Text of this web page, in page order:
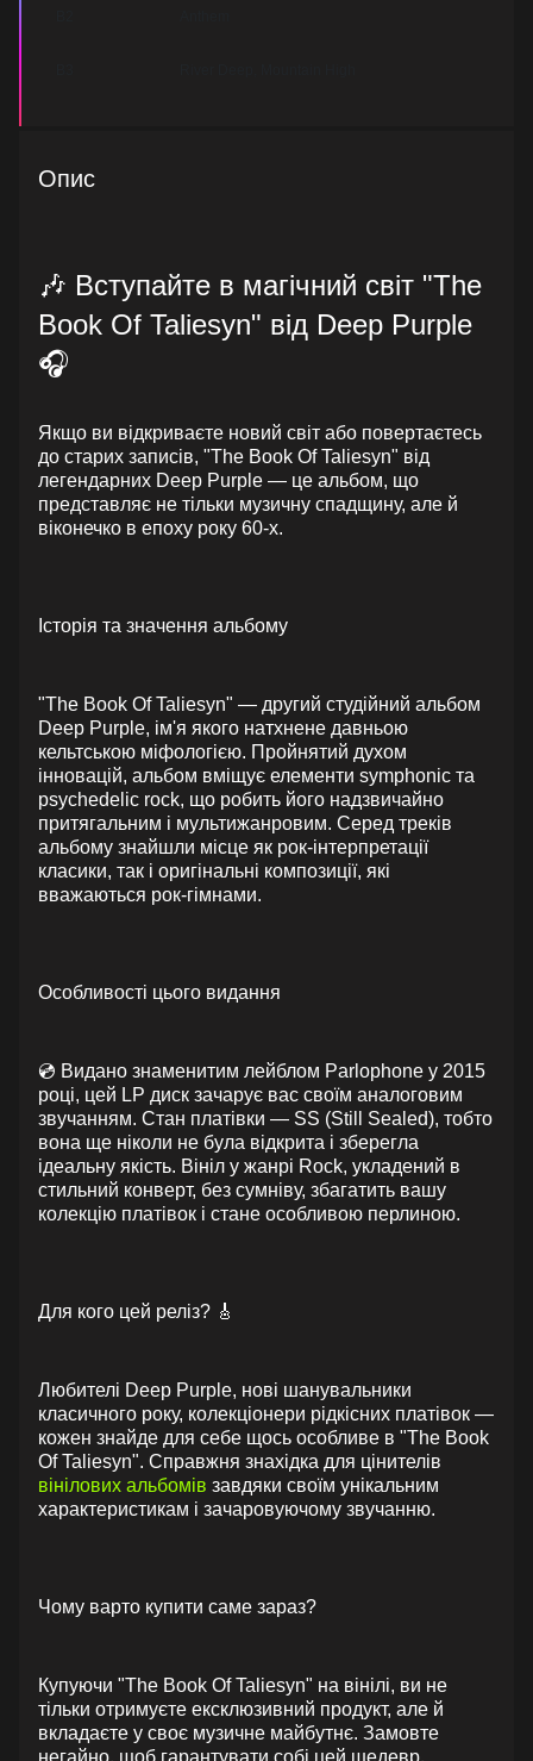
Опис
🎶 Вступайте в магічний світ "The
Book Of Taliesyn" від Deep Purple
🎧
Якщо ви відкриваєте новий світ або повертаєтесь
до старих записів, "The Book Of Taliesyn" від
легендарних Deep Purple — це альбом, що
представляє не тільки музичну спадщину, але й
віконечко в епоху року 60-х.
Історія та значення альбому
"The Book Of Taliesyn" — другий студійний альбом
Deep Purple, ім'я якого натхнене давньою
кельтською міфологією. Пройнятий духом
інновацій, альбом вміщує елементи symphonic та
psychedelic rock, що робить його надзвичайно
притягальним і мультижанровим. Серед треків
альбому знайшли місце як рок-інтерпретації
класики, так і оригінальні композиції, які
вважаються рок-гімнами.
Особливості цього видання
💿 Видано знаменитим лейблом Parlophone у 2015
році, цей LP диск зачарує вас своїм аналоговим
звучанням. Стан платівки — SS (Still Sealed), тобто
вона ще ніколи не була відкрита і зберегла
ідеальну якість. Вініл у жанрі Rock, укладений в
стильний конверт, без сумніву, збагатить вашу
колекцію платівок і стане особливою перлиною.
Для кого цей реліз? 🎸
Любителі Deep Purple, нові шанувальники
класичного року, колекціонери рідкісних платівок —
кожен знайде для себе щось особливе в "The Book
Of Taliesyn". Справжня знахідка для цінителів
вінілових альбомів завдяки своїм унікальним
характеристикам і зачаровуючому звучанню.
Чому варто купити саме зараз?
Купуючи "The Book Of Taliesyn" на вінілі, ви не
тільки отримуєте ексклюзивний продукт, але й
вкладаєте у своє музичне майбутнє. Замовте
негайно, щоб гарантувати собі цей шедевр.